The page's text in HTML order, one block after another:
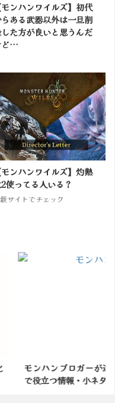
モンハンワイルズ】初代
ある武器以外は一旦削
た方が良いと思うんだ
ど…
モンハンワイルズ】灼熱
使ってる人いる？
サイトでチェック
ぶ「ライズ
1...
モンスタ
番面白いの